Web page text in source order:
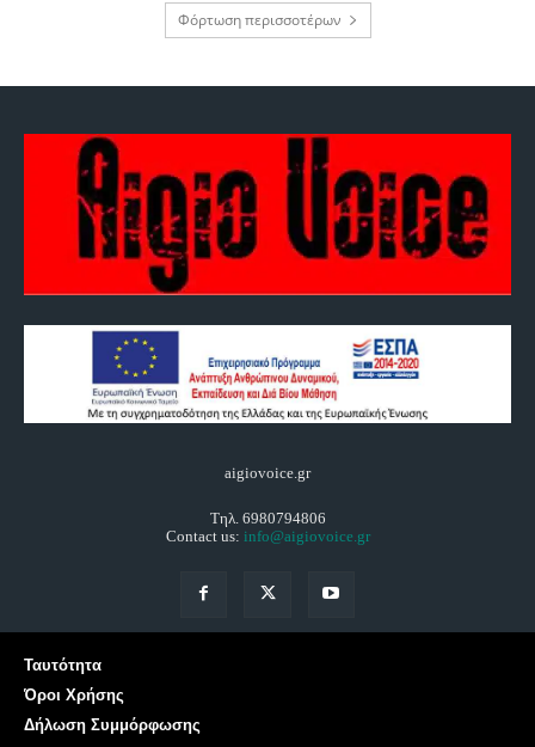
Φόρτωση περισσοτέρων
aigiovoice.gr
Τηλ. 6980794806
Contact us: info@aigiovoice.gr
Ταυτότητα
Όροι Χρήσης
Δήλωση Συμμόρφωσης